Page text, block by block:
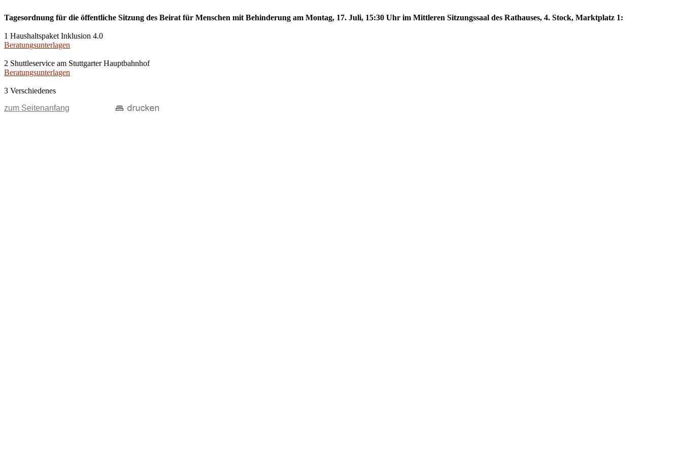
Tagesordnung für die öffentliche Sitzung des Beirat für Menschen mit Behinderung am Montag, 17. Juli, 15:30 Uhr im Mittleren Sitzungssaal des Rathauses, 4. Stock, Marktplatz 1:
1 Haushaltspaket Inklusion 4.0
Beratungsunterlagen
2 Shuttleservice am Stuttgarter Hauptbahnhof
Beratungsunterlagen
3 Verschiedenes
zum Seitenanfang